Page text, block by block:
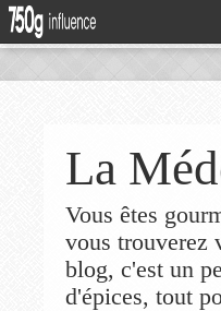
La
Vous êtes
vous trouverez
blog, c'est un
d'épices, tout